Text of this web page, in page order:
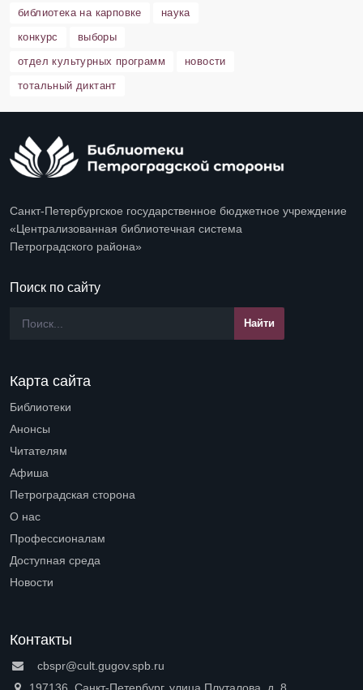
библиотека на карповке
наука
конкурс
выборы
отдел культурных программ
новости
тотальный диктант
Санкт-Петербургское государственное бюджетное учреждение
«Централизованная библиотечная система
Петроградского района»
Поиск по сайту
Карта сайта
Библиотеки
Анонсы
Читателям
Афиша
Петроградская сторона
О нас
Профессионалам
Доступная среда
Новости
Контакты
cbspr@cult.gugov.spb.ru